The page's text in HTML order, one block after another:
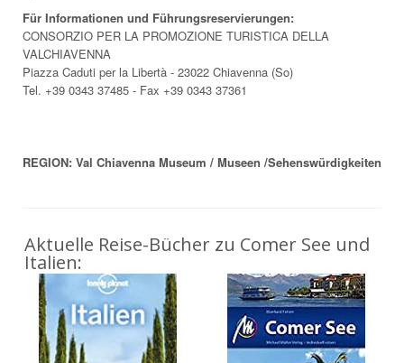
Für Informationen und Führungsreservierungen:
CONSORZIO PER LA PROMOZIONE TURISTICA DELLA
VALCHIAVENNA
Piazza Caduti per la Libertà - 23022 Chiavenna (So)
Tel. +39 0343 37485 - Fax +39 0343 37361
REGION: Val Chiavenna Museum / Museen /Sehenswürdigkeiten
Aktuelle Reise-Bücher zu Comer See und
Italien: